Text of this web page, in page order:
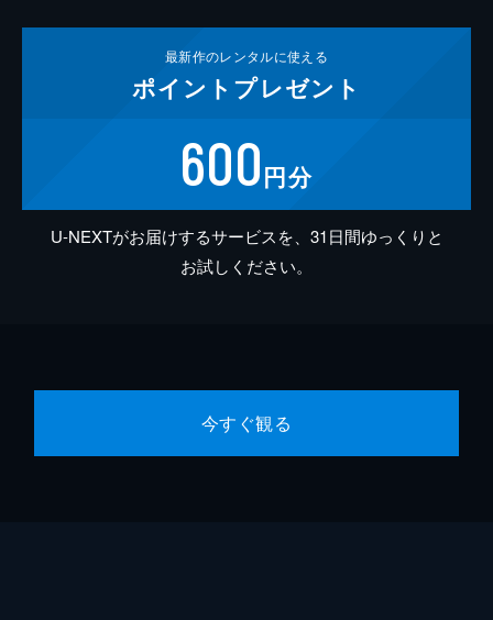
最新作のレンタルに使える
ポイント プレゼント
600円分
U-NEXTがお届けするサービスを、31日間ゆっくりと
お試しください。
今すぐ観る